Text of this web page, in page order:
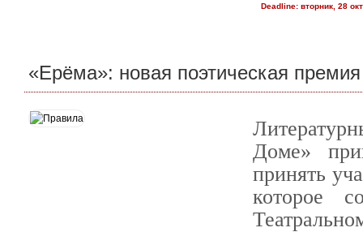
Deadline:вторник, 28
«Ерёма»: новая поэтическая премия
Доме»
принять
которое